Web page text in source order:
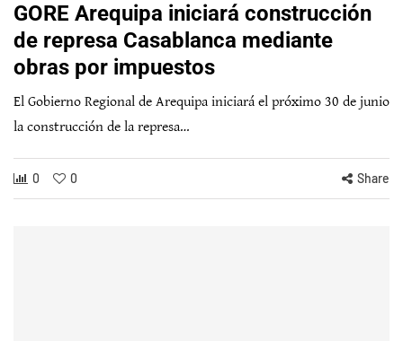
GORE Arequipa iniciará construcción
de represa Casablanca mediante
obras por impuestos
El Gobierno Regional de Arequipa iniciará el próximo 30 de junio
la construcción de la represa…
0 0 Share